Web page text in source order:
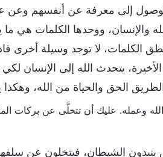
إلى معرفة عن أنفسهم وعن
والإنسان، ووحدها الكلمات هي
الكلمات، لا توجد وسيلة أخرى
يتحدث الله إلى الإنسان لكي
الحق والحياة من الله،
الشيطان، فيتخلون عن